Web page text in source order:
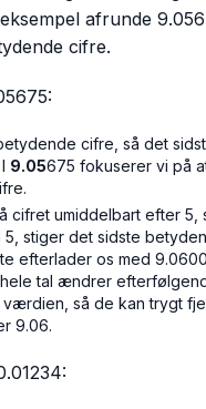
afrunde
cifre.
cifre, så det
9.05675 fokuserer vi på
cifret umiddelbart efter 5,
stiger det sidste
efterlader os med
tal ændrer
værdien, så de kan trygt
9.06.